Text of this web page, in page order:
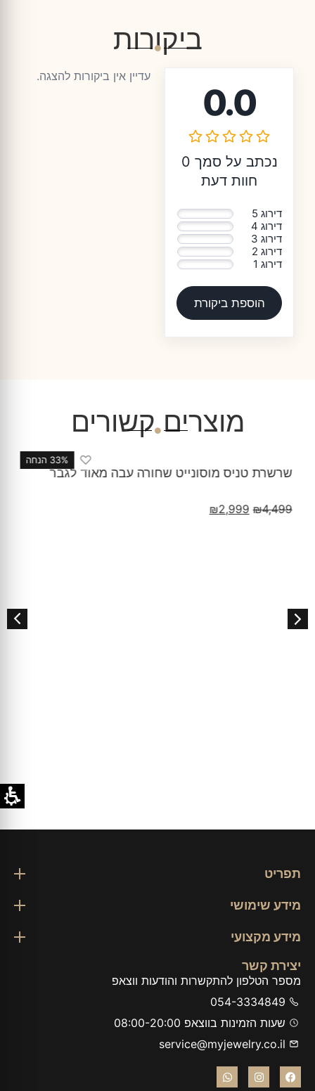
ביקורות
0.0
נכתב על סמך 0
חוות דעת
דירוג 5
דירוג 4
דירוג 3
דירוג 2
דירוג 1
הוספת ביקורת
עדיין אין ביקורות להצגה.
מוצרים קשורים
33% הנחה
♡
שרשרת טניס מוסונייט שחורה עבה מאוד לגבר
₪4,499
₪2,999
תפריט
מידע שימושי
מידע מקצועי
יצירת קשר
מספר הטלפון להתקשרות והודעות ווצאפ
054-3334849
שעות הזמינות בווצאפ 08:00-20:00
service@myjewelry.co.il